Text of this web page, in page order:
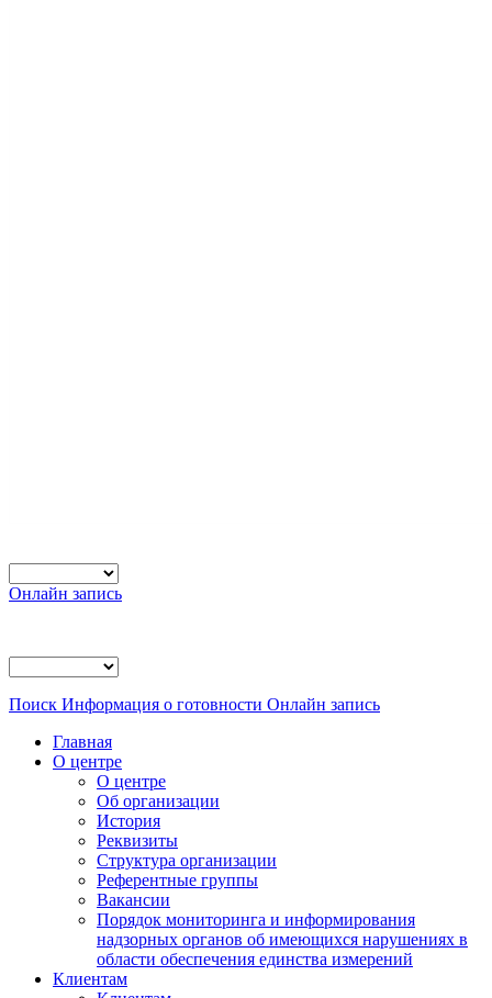
Онлайн запись
Поиск Информация о готовности Онлайн запись
Главная
О центре
О центре
Об организации
История
Реквизиты
Структура организации
Референтные группы
Вакансии
Порядок мониторинга и информирования
надзорных органов об имеющихся нарушениях в
области обеспечения единства измерений
Клиентам